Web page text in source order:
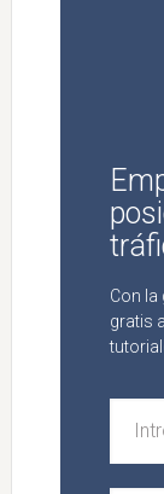
Con la
gratis